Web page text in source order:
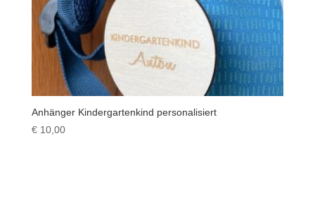
Anhänger Kindergartenkind personalisiert
€10,00